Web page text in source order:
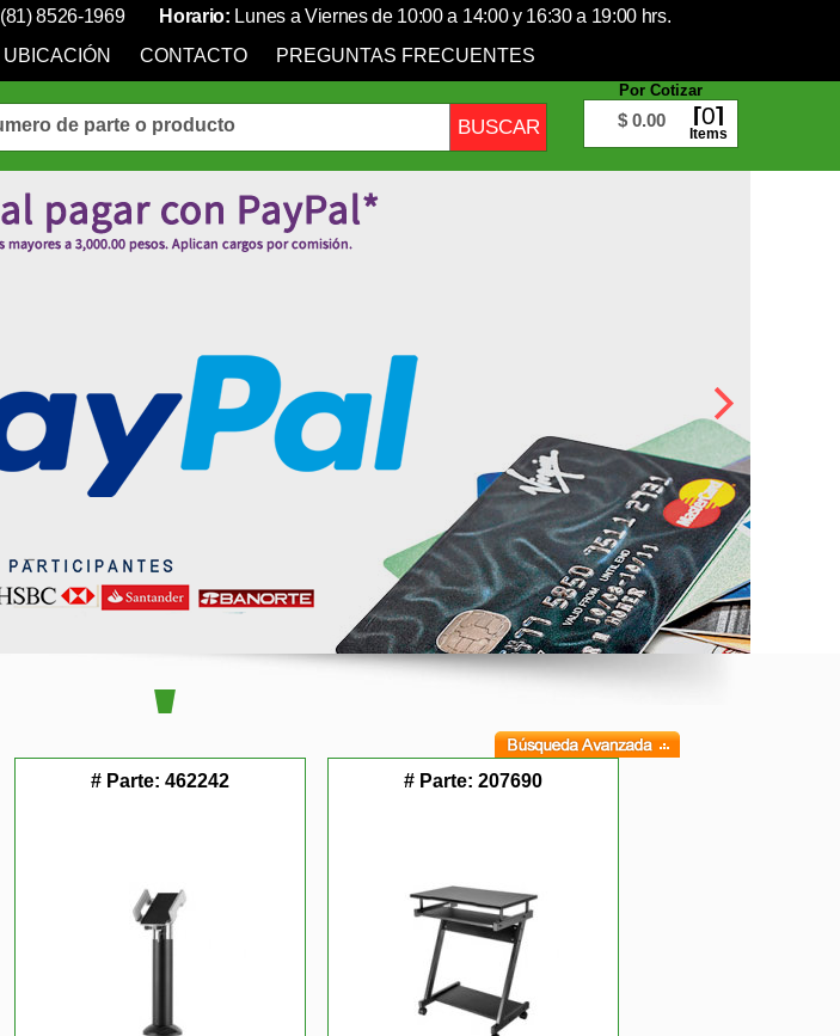
(81) 8526-1969 Horario: Lunes a Viernes de 10:00 a 14:00 y 16:30 a 19:00 hrs.
UBICACIÓN CONTACTO PREGUNTAS FRECUENTES
Por Cotizar
$ 0.00 0
Items
# Parte:462242 # Parte:207690